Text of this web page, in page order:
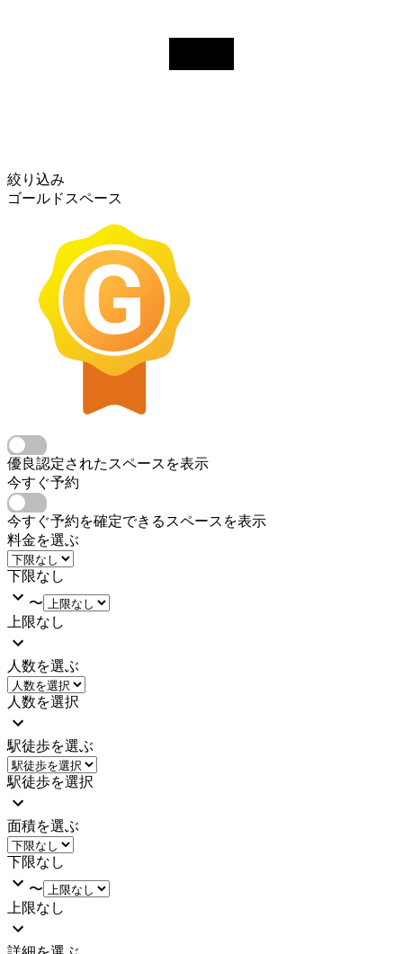
絞り込み
ゴールドスペース
優良認定されたスペースを表示
今すぐ予約
今すぐ予約を確定できるスペースを表示
料金を選ぶ
下限なし
〜
上限なし
人数を選ぶ
人数を選択
駅徒歩を選ぶ
駅徒歩を選択
面積を選ぶ
下限なし
〜
上限なし